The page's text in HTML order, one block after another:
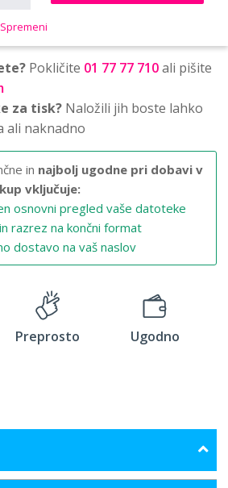
Spremeni
Pokličite 01 77 77 710ali pišite
za tisk? Naložili jih boste lahko
ali naknadno
in najbolj ugodne pri dobavi v
vključuje:
osnovni pregled vaše datoteke
razrez na končni format
dostavo na vaš naslov
Preprosto Ugodno